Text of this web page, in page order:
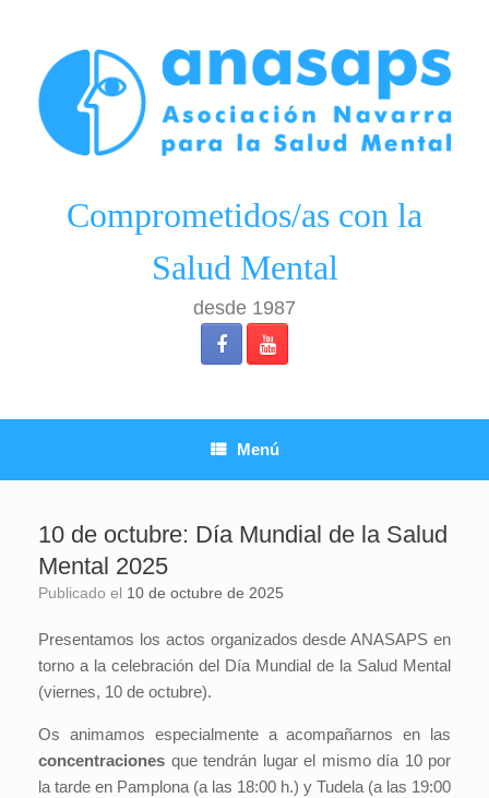
Comprometidos/as con la
Salud Mental
desde 1987
Menú
10 de octubre: Día Mundial de la Salud
Mental 2025
Publicado el 10 de octubre de 2025
Presentamos los actos organizados desde ANASAPS en
torno a la celebración del Día Mundial de la Salud Mental
(viernes, 10 de octubre).
Os animamos especialmente a acompañarnos en las
concentraciones que tendrán lugar el mismo día 10 por
la tarde en Pamplona (a las 18:00 h.) y Tudela (a las 19:00